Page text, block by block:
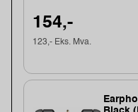
154,-
123,- Eks. Mva.